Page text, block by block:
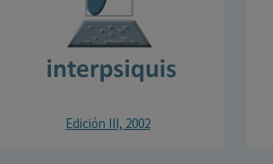
Edición III, 2002